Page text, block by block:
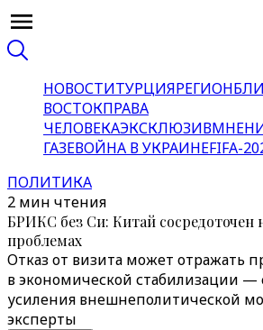
НОВОСТИТУРЦИЯРЕГИОН
ВОСТОКПРАВА
ЧЕЛОВЕКАЭКСКЛЮЗИВ
ГАЗЕВОЙНА В УКРАИНЕFIFA-
ПОЛИТИКА
2 мин чтения
БРИКС без Си: Китай сосредоточен
проблемах
Отказ от визита может отражать
в экономической стабилизации —
усиления внешнеполитической
эксперты